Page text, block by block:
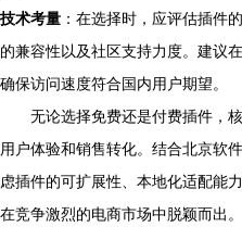
技术考量 ：在选择时，应评估插件
的兼容性以及社区支持力度。建议
确保访问速度符合国内用户期望。
无论选择免费还是付费插件，
用户体验和销售转化。结合北京软
虑插件的可扩展性、本地化适配能
在竞争激烈的电商市场中脱颖而出。